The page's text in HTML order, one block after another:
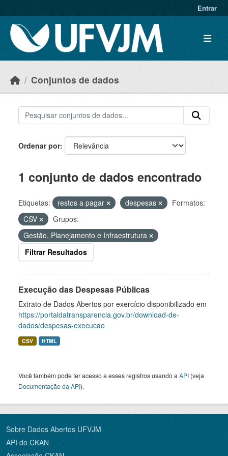
Entrar
Conjuntos de dados
Ordenar por
1 conjunto de dados encontrado
Etiquetas: restos a pagar despesas
Formatos:
CSV
Grupos:
Gestão, Planejamento e Infraestrutura
Filtrar Resultados
Execução das Despesas Públicas
Extrato de Dados Abertos por exercício disponibilizado em
https://portaldatransparencia.gov.br/download-de-
dados/despesas-execucao
CSV HTML
Você também pode ter acesso a esses registros usando a API (veja
Documentação da API).
Sobre Dados Abertos UFVJM
API do CKAN